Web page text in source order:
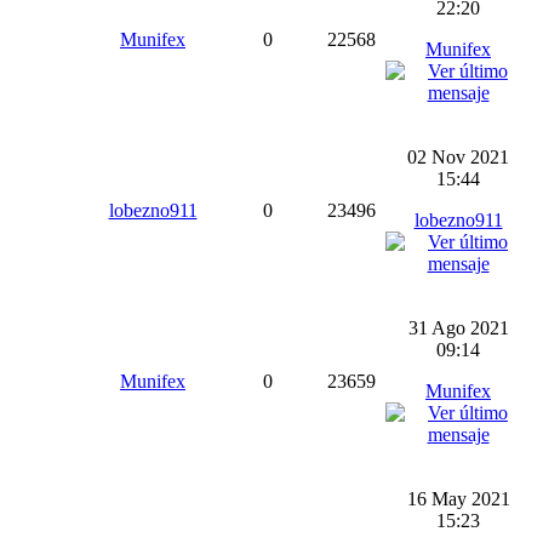
Munifex 0 22568
22:20
Munifex
lobezno911 0 23496
02 Nov 2021
15:44
lobezno911
Munifex 0 23659
31 Ago 2021
09:14
Munifex
16 May 2021
15:23